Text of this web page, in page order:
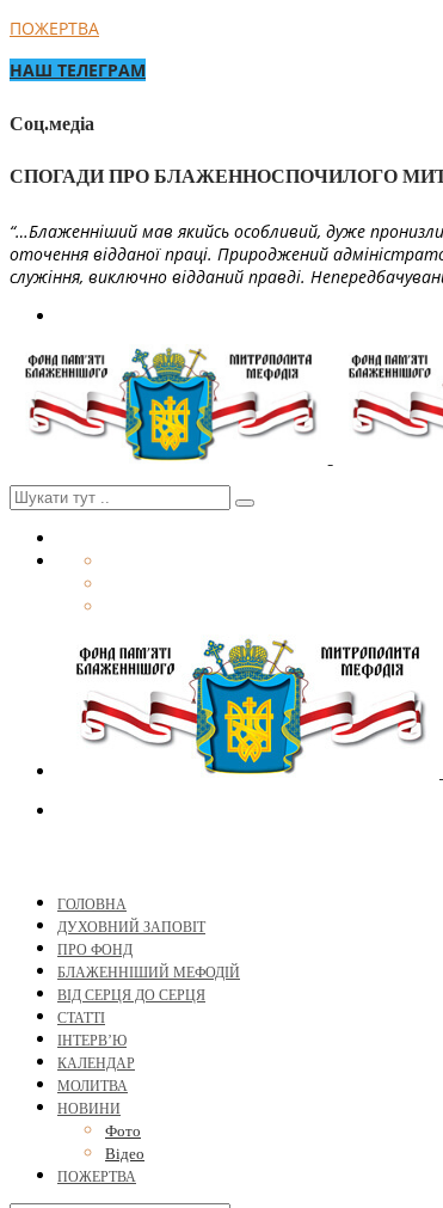
ПОЖЕРТВА
НАШ ТЕЛЕГРАМ
Соц.медіа
СПОГАДИ ПРО БЛАЖЕННОСПОЧИЛОГО
“…Блаженніший мав якийсь особливий, дуже
оточення відданої праці. Природжений
служіння, виключно відданий правді.
ГОЛОВНА
ДУХОВНИЙ ЗАПОВІТ
ПРО ФОНД
БЛАЖЕННІШИЙ МЕФОДІЙ
ВІД СЕРЦЯ ДО СЕРЦЯ
СТАТТІ
ІНТЕРВ’Ю
КАЛЕНДАР
МОЛИТВА
НОВИНИ
Фото
Відео
ПОЖЕРТВА